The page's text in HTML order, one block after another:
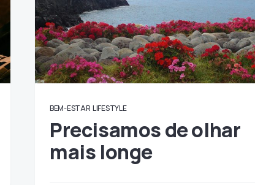
BEM-ESTAR LIFESTYLE
Precisamos de olhar
mais longe